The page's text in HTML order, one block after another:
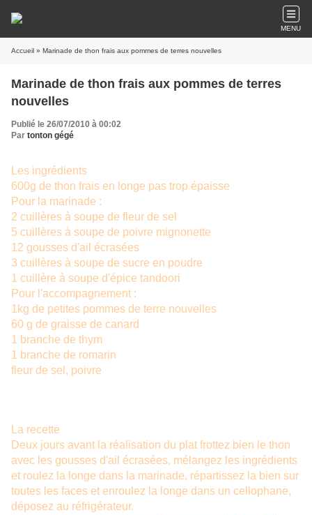
MENU
Accueil » Marinade de thon frais aux pommes de terres nouvelles
Marinade de thon frais aux pommes de terres
nouvelles
Publié le 26/07/2010 à 00:02
Par tonton gégé
Les ingrédients
600g de thon frais en longe pas trop épaisse
Pour la marinade :
2 cuillères à soupe de fleur de sel
5 cuillères à soupe de poivre mignonette
12 gousses d'ail écrasées
3 cuillères à soupe de sucre en poudre
1 cuillère à soupe d'épice tandoori
Pour l'accompagnement :
1kg de petites pommes de terre nouvelles
60 g de graisse de canard
1 branche de thym
1 branche de romarin
fleur de sel, poivre
La recette
Deux jours avant la réalisation du plat frottez bien le thon
avec les gousses d'ail écrasées, mélangez les ingrédients
et roulez la longe dans la marinade, répartissez la bien sur
toutes les faces et enroulez la longe dans un cellophane,
déposez au réfrigérateur.